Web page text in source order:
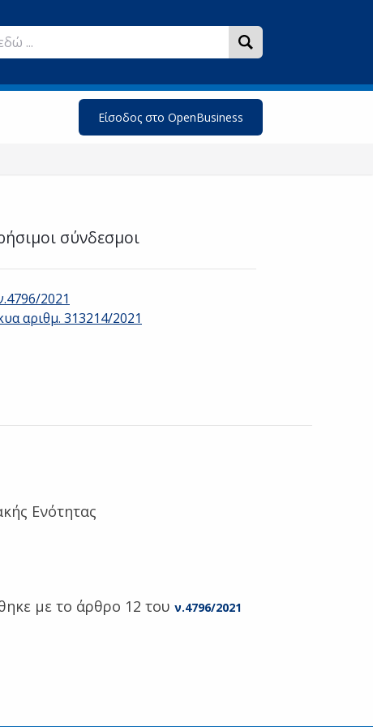
Είσοδος στο OpenBusiness
σύνδεσμοι
2021
αριθμ. 313214/2021
Ενότητας
με το άρθρο 12 του ν.4796/2021